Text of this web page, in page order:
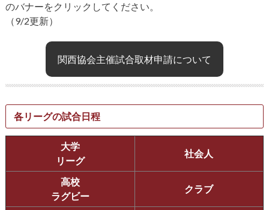
のバナーをクリックしてください。
（9/2更新）
関西協会主催試合取材申請について
各リーグの試合日程
大学
リーグ
社会人
高校
ラグビー
クラブ